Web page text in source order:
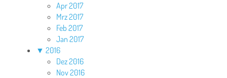
Apr 2017
Mrz 2017
Feb 2017
Jan 2017
▼ 2016
Dez 2016
Nov 2016